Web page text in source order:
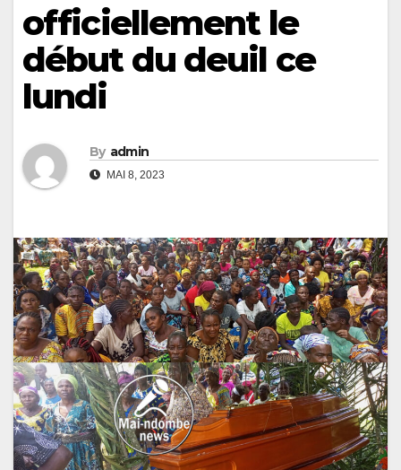
officiellement le
début du deuil ce
lundi
By admin
MAI 8, 2023